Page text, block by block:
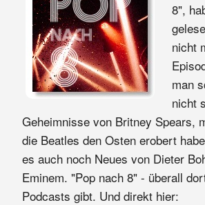
8",
nicht
man
nicht
Geheimnisse von Britney Spears,
die Beatles den Osten erobert
es auch noch Neues von Dieter
Eminem. "Pop nach 8" - überall
Podcasts gibt. Und direkt hier: